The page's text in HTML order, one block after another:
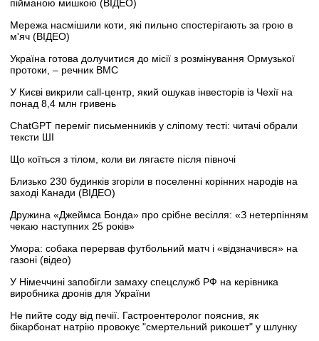
пійманою мишкою (ВІДЕО)
Мережа насмішили коти, які пильно спостерігають за грою в
м'яч (ВІДЕО)
Україна готова долучитися до місії з розмінування Ормузької
протоки, – речник ВМС
У Києві викрили call-центр, який ошукав інвесторів із Чехії на
понад 8,4 млн гривень
ChatGPT переміг письменників у сліпому тесті: читачі обрали
тексти ШІ
Що коїться з тілом, коли ви лягаєте після півночі
Близько 230 будинків згоріли в поселенні корінних народів на
заході Канади (ВІДЕО)
Дружина «Джеймса Бонда» про срібне весілля: «З нетерпінням
чекаю наступних 25 років»
Умора: собака перервав футбольний матч і «відзначився» на
газоні (відео)
У Німеччині запобігли замаху спецслужб РФ на керівника
виробника дронів для України
Не пийте соду від печії. Гастроентеролог пояснив, як
бікарбонат натрію провокує "смертельний рикошет" у шлунку